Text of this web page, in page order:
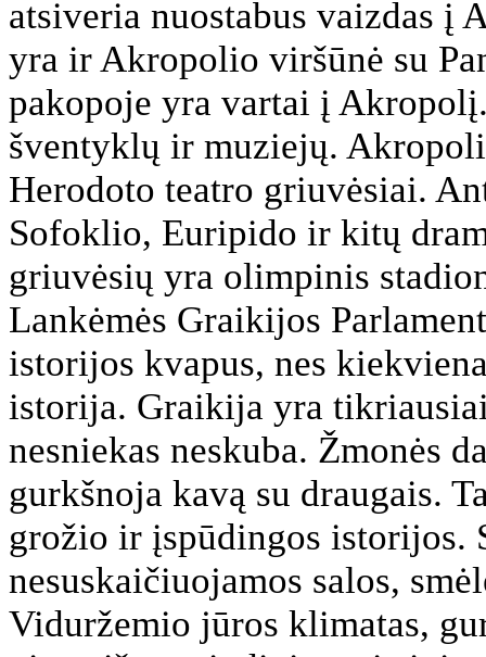
atsiveria nuostabus vaizdas į
yra ir Akropolio viršūnė su
pakopoje yra vartai į
šventyklų ir muziejų.
Herodoto teatro griuvėsiai.
Sofoklio, Euripido ir kitų
griuvėsių yra olimpinis
Lankėmės Graikijos
istorijos kvapus, nes
istorija. Graikija yra
nesniekas neskuba. Žmonės
gurkšnoja kavą su draugais.
grožio ir įspūdingos istorijos.
nesuskaičiuojamos salos,
Viduržemio jūros klimatas,